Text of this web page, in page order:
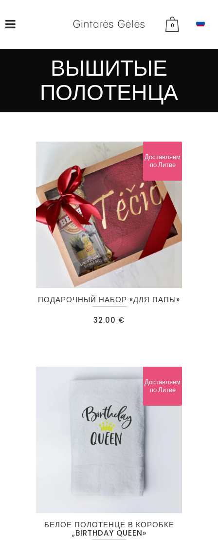
0
ВЫШИТЫЕ
ПОЛОТЕНЦА
ПОДАРОЧНЫЙ НАБОР «ДЛЯ ПАПЫ»
32.00 €
Доставляем
по Литве
БЕЛОЕ ПОЛОТЕНЦЕ В КОРОБКЕ
„BIRTHDAY QUEEN»
Доставляем
по Литве